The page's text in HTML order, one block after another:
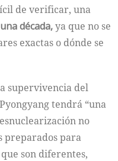
de verificar, una
década,ya que no se
exactas o dónde se
supervivencia del
tendrá “una
no
preparados para
son diferentes,